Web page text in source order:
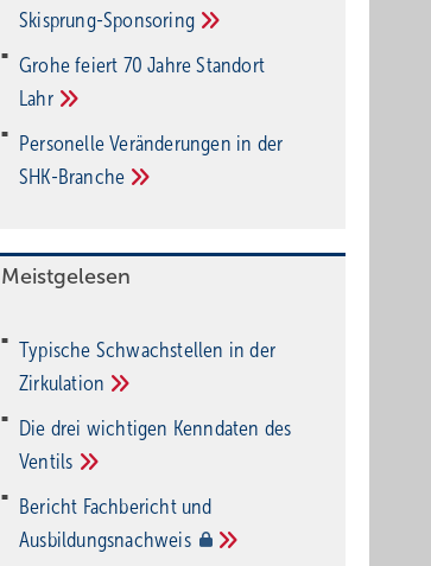
Ski­sprung-Spon­soring
Grohe feiert 70 Jahre Standort
Lahr
Personelle Veränderungen in der
SHK-Branche
Meistgelesen
Typische Schwachstellen in der
Zirkulation
Die drei wichtigen Kenndaten des
Ventils
Bericht Fachbericht und
Ausbildungsnachweis